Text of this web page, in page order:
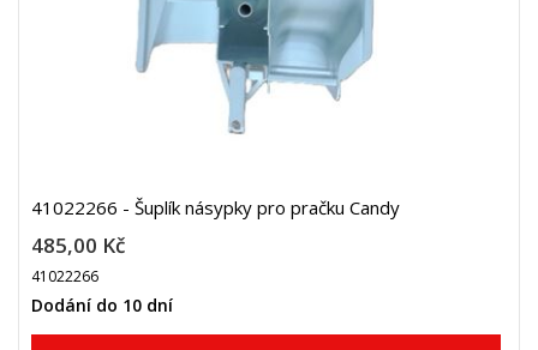
41022266 - Šuplík násypky pro pračku Candy
485,00 Kč
41022266
Dodání do 10 dní